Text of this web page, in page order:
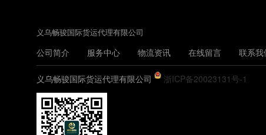
义乌畅骏国际货运代理有限公司
公司简介 服务中心 物流资讯 在线留言 联系我
义乌畅骏国际货运代理有限公司 浙ICP备20023131号-1